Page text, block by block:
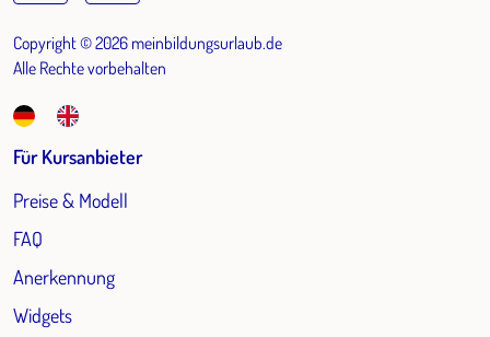
Copyright © 2026 meinbildungsurlaub.de
Alle Rechte vorbehalten
Für Kursanbieter
Preise & Modell
FAQ
Anerkennung
Widgets